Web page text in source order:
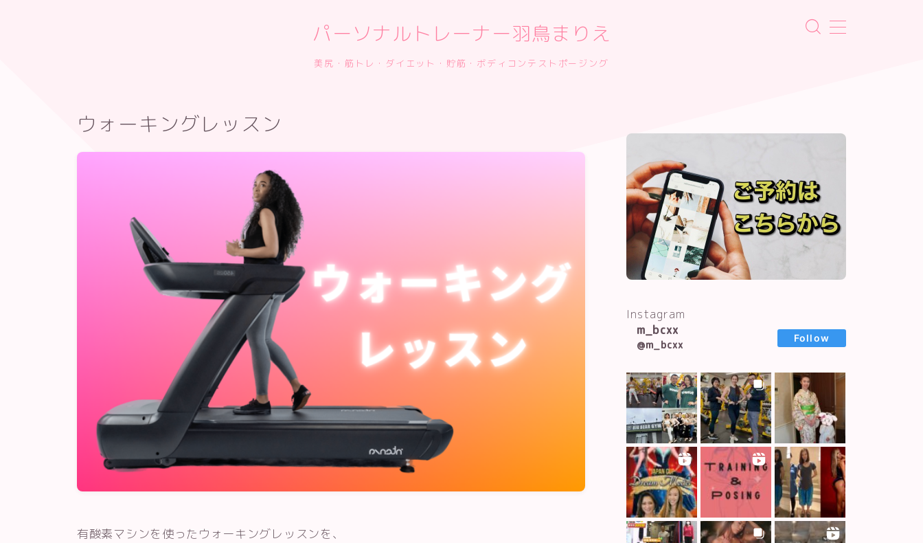
パーソナルトレーナー羽鳥まりえ
美尻・筋トレ・ダイエット・貯筋・ボディコンテストポージング
スタジオポージングレッスン
フィットネス大会の準備
パーソナルトレーニング
パーソナルトレーニング料金・店舗
ウォーキングレッスン
有酸素マシンを使ったウォーキングレッスンを、
Instagram
m_bcxx
@m_bcxx
Follow